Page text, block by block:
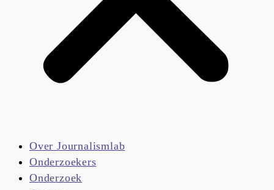
Over Journalismlab
Onderzoekers
Onderzoek